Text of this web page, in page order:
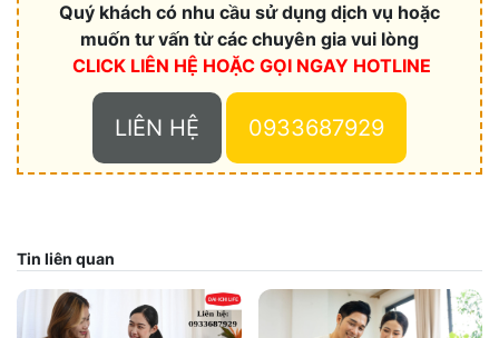
Quý khách có nhu cầu sử dụng dịch vụ hoặc
muốn tư vấn từ các chuyên gia vui lòng
CLICK LIÊN HỆ HOẶC GỌI NGAY HOTLINE
LIÊN HỆ 0933687929
Tin liên quan